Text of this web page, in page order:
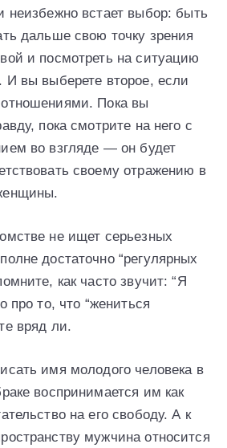
неизбежно встает выбор: быть
дальше свою точку зрения
и посмотреть на ситуацию
вы выберете второе, если
Пока вы
пока смотрите на него с
во взгляде — он будет
своему отражению в
не ищет серьезных
достаточно “регулярных
как часто звучит: “Я
то, что “жениться
вряд ли.
имя молодого человека в
воспринимается им как
на его свободу. А к
мужчина относится